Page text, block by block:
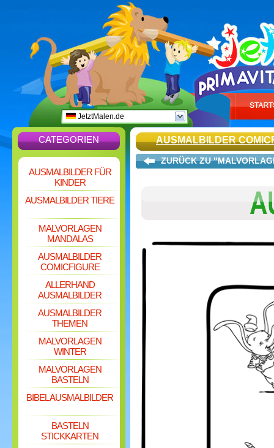
JetztMalen.de
CATEGORIEN
AUSMALBILDER FÜR
KINDER
AUSMALBILDER TIERE
MALVORLAGEN
MANDALAS
AUSMALBILDER
COMICFIGURE
ALLERHAND
AUSMALBILDER
AUSMALBILDER
THEMEN
MALVORLAGEN
WINTER
MALVORLAGEN
BASTELN
BIBEL AUSMALBILDER
BASTELN
STICKKARTEN
AUSMALBILDER
ZURÜCK ZU